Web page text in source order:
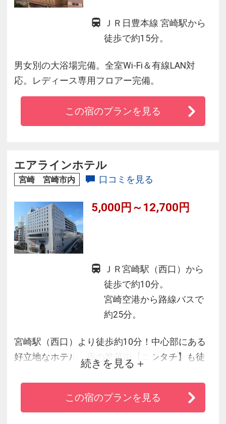
ＪＲ日豊本線 宮崎駅から
徒歩で約15分。
男女別の大浴場完備。全室Wi-Fi＆有線LAN対
応。レディース専用フロアー完備。
この宿のプランを見る
エアラインホテル
宮崎 宮崎市内 口コミを見る
5,000円～12,700円
ＪＲ宮崎駅（西口）から
徒歩で約10分。
宮崎空港から路線バスで
約25分。
宮崎駅（西口）より徒歩約10分！中心部にある
好立地なホテル。夜の繁華街【ニシタチ】も徒
MEGAドン・キホーテに直結しているのでお買い
物にも大変便利！
続きを見る
この宿のプランを見る